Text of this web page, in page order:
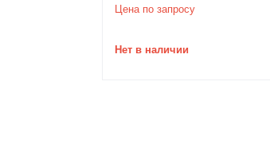
Цена по запросу
Нет в наличии